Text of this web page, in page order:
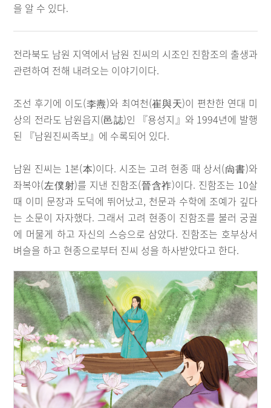
을 알 수 있다.
전라북도 남원 지역에서 남원 진씨의 시조인 진함조의 출생과
관련하여 전해 내려오는 이야기이다.
조선 후기에 이도(李燾)와 최여천(崔與天)이 편찬한 연대 미
상의 전라도 남원읍지(邑誌)인 『용성지』와 1994년에 발행
된 『남원진씨족보』에 수록되어 있다.
남원 진씨는 1본(本)이다. 시조는 고려 현종 때 상서(尙書)와
좌복야(左僕射)를 지낸 진함조(晉含祚)이다. 진함조는 10살
때 이미 문장과 도덕에 뛰어났고, 천문과 수학에 조예가 깊다
는 소문이 자자했다. 그래서 고려 현종이 진함조를 불러 궁궐
에 머물게 하고 자신의 스승으로 삼았다. 진함조는 호부상서
벼슬을 하고 현종으로부터 진씨 성을 하사받았다고 한다.